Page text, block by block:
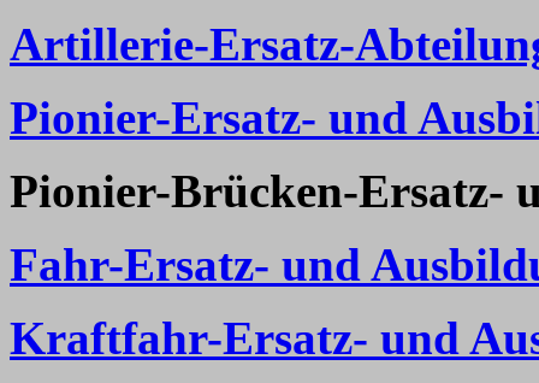
Artillerie-Ersatz-
Pionier-Ersatz- und
Pionier-Brücken-Ersatz-
Fahr-Ersatz- und
Kraftfahr-Ersatz- und